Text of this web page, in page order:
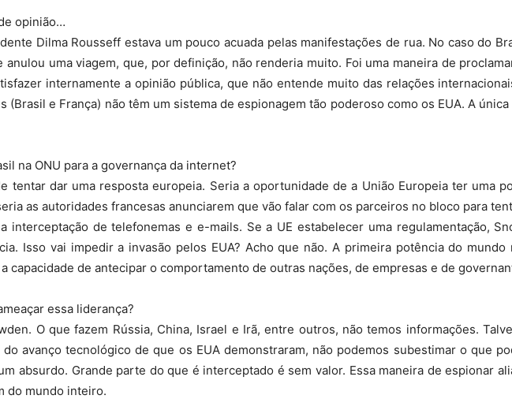
opinião…
Dilma Rousseff estava um pouco acuada pelas manifestações de rua. No caso do
uma viagem, que, por definição, não renderia muito. Foi uma maneira de
internamente a opinião pública, que não entende muito das relações
(Brasil e França) não têm um sistema de espionagem tão poderoso como os EUA. A
na ONU para a governança da internet?
tentar dar uma resposta europeia. Seria a oportunidade de a União Europeia ter uma
as autoridades francesas anunciarem que vão falar com os parceiros no bloco para
interceptação de telefonemas e e-mails. Se a UE estabelecer uma regulamentação,
Isso vai impedir a invasão pelos EUA? Acho que não. A primeira potência do
capacidade de antecipar o comportamento de outras nações, de empresas e de
essa liderança?
O que fazem Rússia, China, Israel e Irã, entre outros, não temos informações.
avanço tecnológico de que os EUA demonstraram, não podemos subestimar o que
absurdo. Grande parte do que é interceptado é sem valor. Essa maneira de espionar
do mundo inteiro.